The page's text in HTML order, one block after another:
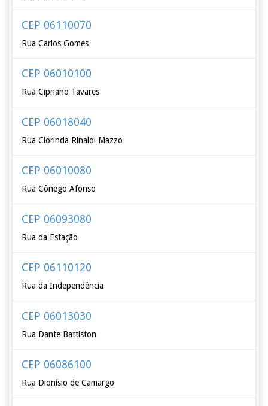
CEP 06110070
Rua Carlos Gomes
CEP 06010100
Rua Cipriano Tavares
CEP 06018040
Rua Clorinda Rinaldi Mazzo
CEP 06010080
Rua Cônego Afonso
CEP 06093080
Rua da Estação
CEP 06110120
Rua da Independência
CEP 06013030
Rua Dante Battiston
CEP 06086100
Rua Dionísio de Camargo